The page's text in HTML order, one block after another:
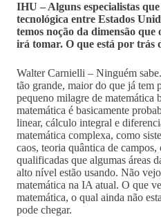
IHU – Alguns especialistas
tecnológica entre Estados
temos noção da dimensão
irá tomar. O que está por trás
Walter Carnielli – Ninguém
tão grande, maior do que já tem
pequeno milagre de matemática
matemática é basicamente
linear, cálculo integral e
matemática complexa, como
caos, teoria quântica de campos,
qualificadas que algumas áreas
alto nível estão usando. Não
matemática na IA atual. O que
matemática, o qual ainda não
pode chegar.